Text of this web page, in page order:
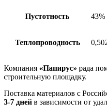
Пустотность 43%
Теплопроводность
Компания «Папирус» рада
строительную площадку.
Поставка материалов с
3-7 дней в зависимости от